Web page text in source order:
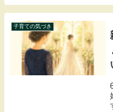
子育ての気づき